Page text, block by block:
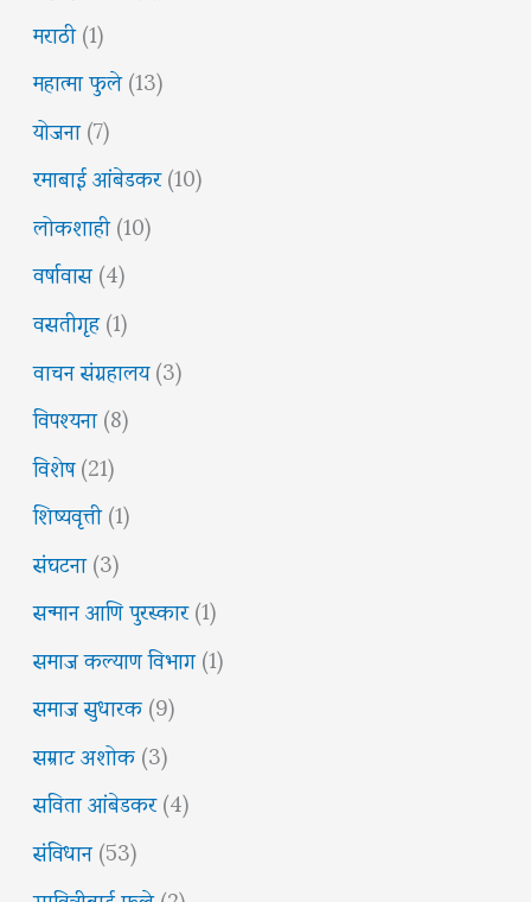
मराठी(1)
महात्मा फुले(13)
योजना(7)
रमाबाई आंबेडकर(10)
लोकशाही(10)
वर्षावास(4)
वसतीगृह(1)
वाचन संग्रहालय(3)
विपश्यना(8)
विशेष(21)
शिष्यवृत्ती(1)
संघटना(3)
सन्मान आणि पुरस्कार(1)
समाज कल्याण विभाग(1)
समाज सुधारक(9)
सम्राट अशोक(3)
सविता आंबेडकर(4)
संविधान(53)